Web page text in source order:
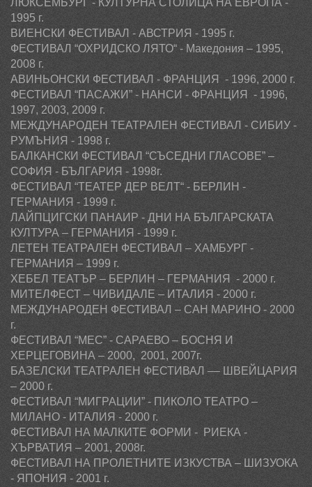
ЛЮКСЕМБУРГ - КУЛТУРНА СТОЛИЦА НА ЕВРОПА -
1995 г.
ВИЕНСКИ ФЕСТИВАЛ - АВСТРИЯ - 1995 г.
ФЕСТИВАЛ “ОХРИДСКО ЛЯТО“ - Македония – 1995,
2008 г.
АВИНЬОНСКИ ФЕСТИВАЛ - ФРАНЦИЯ - 1996, 2000 г.
ФЕСТИВАЛ “ПАСАЖИ” - НАНСИ - ФРАНЦИЯ - 1996,
1997, 2003, 2009 г.
МЕЖДУНАРОДЕН ТЕАТРАЛЕН ФЕСТИВАЛ - СИБИУ -
РУМЪНИЯ - 1998 г.
БАЛКАНСКИ ФЕСТИВАЛ “СЪСЕДНИ ГЛАСОВЕ” –
СОФИЯ - БЪЛГАРИЯ - 1998г.
ФЕСТИВАЛ “ТЕАТЕР ДЕР ВЕЛТ“ - БЕРЛИН -
ГЕРМАНИЯ - 1999 г.
ЛАЙПЦИГСКИ ПАНАИР - ДНИ НА БЪЛГАРСКАТА
КУЛТУРА – ГЕРМАНИЯ - 1999 г.
ЛЕТЕН ТЕАТРАЛЕН ФЕСТИВАЛ – ХАМБУРГ -
ГЕРМАНИЯ – 1999 г.
ХЕБЕЛ ТЕАТЪР – БЕРЛИН – ГЕРМАНИЯ - 2000 г.
МИТЕЛФЕСТ – ЧИВИДАЛЕ – ИТАЛИЯ - 2000 г.
МЕЖДУНАРОДЕН ФЕСТИВАЛ – САН МАРИНО - 2000
г.
ФЕСТИВАЛ “МЕС” - САРАЕВО – БОСНЯ И
ХЕРЦЕГОВИНА – 2000, 2001, 2007г.
БАЗЕЛСКИ ТЕАТРАЛЕН ФЕСТИВАЛ –– ШВЕЙЦАРИЯ
– 2000 г.
ФЕСТИВАЛ “МИГРАЦИИ” - ПИКОЛО ТЕАТРО –
МИЛАНО - ИТАЛИЯ - 2000 г.
ФЕСТИВАЛ НА МАЛКИТЕ ФОРМИ - РИЕКА -
ХЪРВАТИЯ – 2001, 2008г.
ФЕСТИВАЛ НА ПРОЛЕТНИТЕ ИЗКУСТВА – ШИЗУОКА
- ЯПОНИЯ - 2001 г.